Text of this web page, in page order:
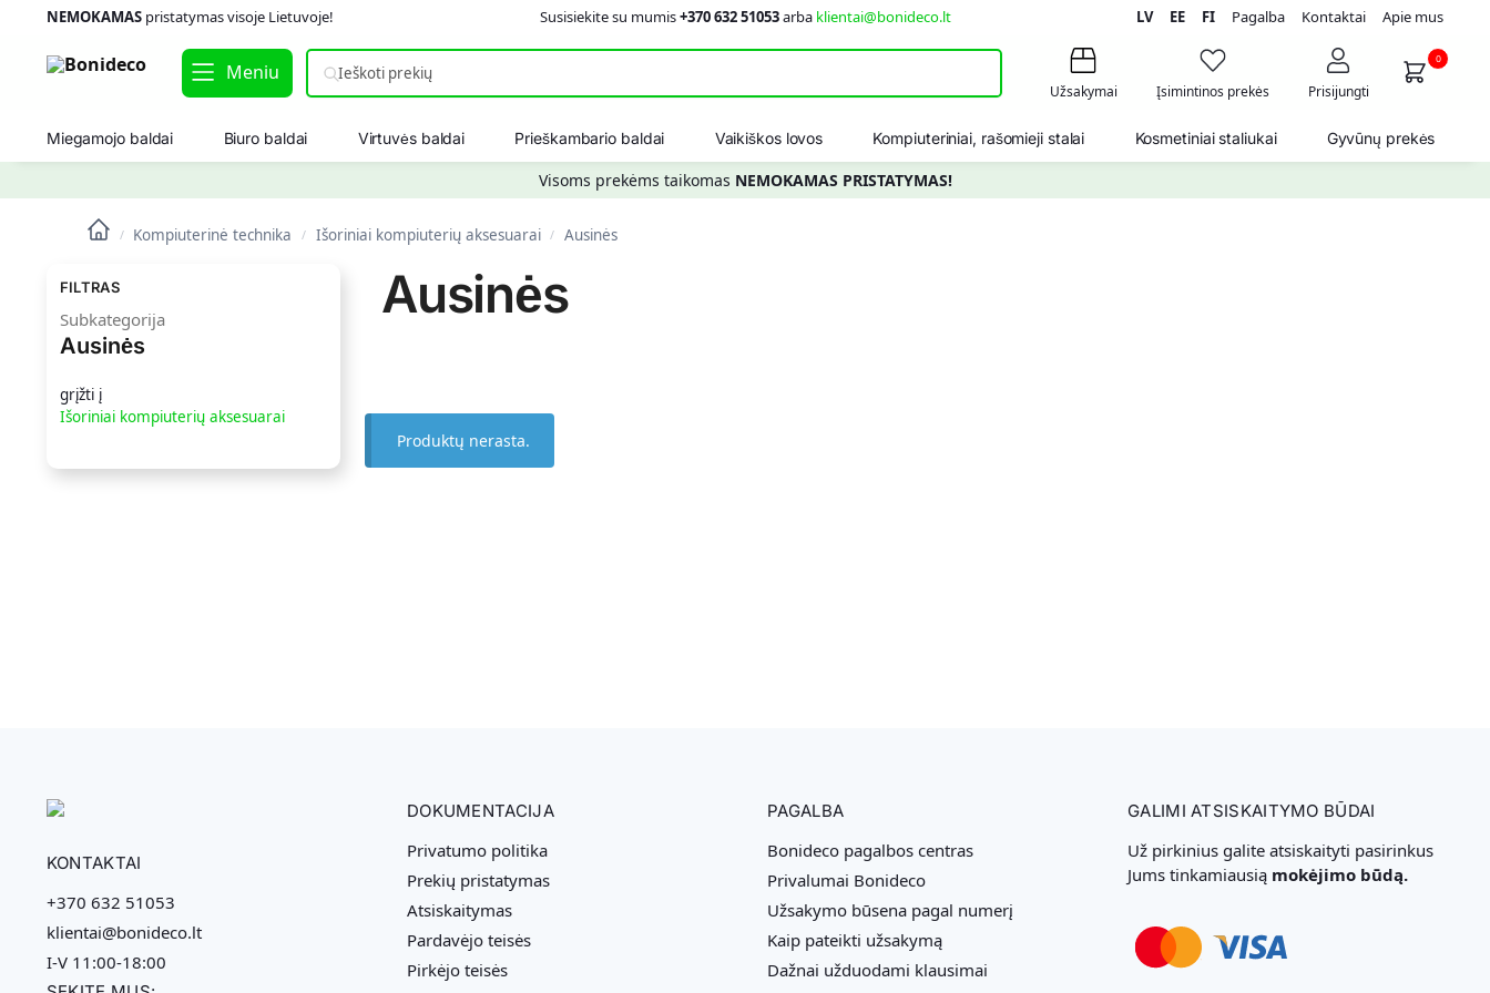
NEMOKAMASpristatymas visoje Lietuvoje! Susisiekite su mumis+370 632 51053arba klientai@bonideco.lt LV EE FI Pagalba Kontaktai Apie mus
Meniu
Užsakymai Įsimintinos prekės Prisijungti
0
Miegamojo baldai Biuro baldai Virtuvės baldai Prieškambario baldai Vaikiškos lovos Kompiuteriniai, rašomieji stalai Kosmetiniai staliukai Gyvūnų prekės
Visoms prekėms taikomas NEMOKAMAS PRISTATYMAS!
/ Kompiuterinė technika / Išoriniai kompiuterių aksesuarai / Ausinės
Ausinės
Produktų nerasta.
FILTRAS
Subkategorija
Ausinės
grįžti į
Išoriniai kompiuterių aksesuarai
KONTAKTAI
+370 632 51053
klientai@bonideco.lt
I-V 11:00-18:00
DOKUMENTACIJA
Privatumo politika
Prekių pristatymas
Atsiskaitymas
Pardavėjo teisės
Pirkėjo teisės
PAGALBA
Bonideco pagalbos centras
Privalumai Bonideco
Užsakymo būsena pagal numerį
Kaip pateikti užsakymą
Dažnai užduodami klausimai
GALIMI ATSISKAITYMO BŪDAI
Už pirkinius galite atsiskaityti pasirinkus
Jums tinkamiausią mokėjimo būdą.